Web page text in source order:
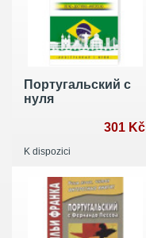
Португальский с
нуля
301 Kč
K dispozici